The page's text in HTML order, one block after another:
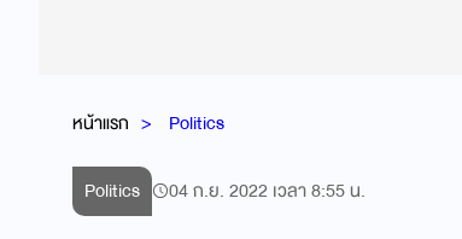
หน้าแรก Politics
Politics 04 ก.ย. 2022 เวลา 8:55 น.